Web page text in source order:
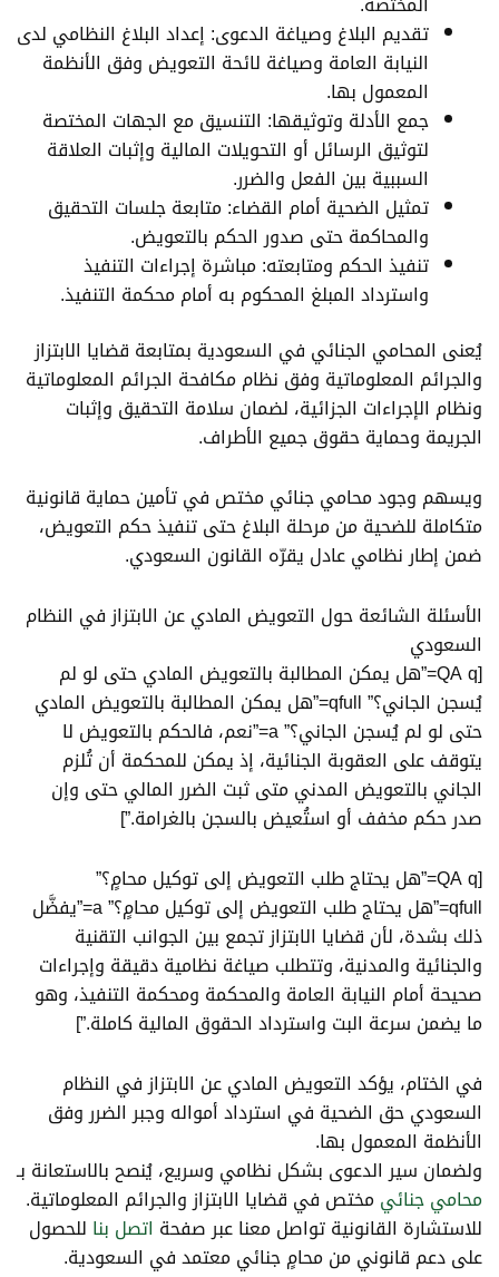
تقديم البلاغ وصياغة الدعوى: إعداد البلاغ النظامي لدى
النيابة العامة وصياغة لائحة التعويض وفق الأنظمة
المعمول بها.
جمع الأدلة وتوثيقها: التنسيق مع الجهات المختصة
لتوثيق الرسائل أو التحويلات المالية وإثبات العلاقة
السببية بين الفعل والضرر.
تمثيل الضحية أمام القضاء: متابعة جلسات التحقيق
والمحاكمة حتى صدور الحكم بالتعويض.
تنفيذ الحكم ومتابعته: مباشرة إجراءات التنفيذ
واسترداد المبلغ المحكوم به أمام محكمة التنفيذ.
يُعنى المحامي الجنائي في السعودية بمتابعة قضايا الابتزاز
والجرائم المعلوماتية وفق نظام مكافحة الجرائم المعلوماتية
ونظام الإجراءات الجزائية، لضمان سلامة التحقيق وإثبات
الجريمة وحماية حقوق جميع الأطراف.
ويسهم وجود محامي جنائي مختص في تأمين حماية قانونية
متكاملة للضحية من مرحلة البلاغ حتى تنفيذ حكم التعويض،
ضمن إطار نظامي عادل يقرّه القانون السعودي.
الأسئلة الشائعة حول التعويض المادي عن الابتزاز في النظام
السعودي​
[QA q=”هل يمكن المطالبة بالتعويض المادي حتى لو لم
يُسجن الجاني؟” qfull=”هل يمكن المطالبة بالتعويض المادي
حتى لو لم يُسجن الجاني؟” a=”نعم، فالحكم بالتعويض لا
يتوقف على العقوبة الجنائية، إذ يمكن للمحكمة أن تُلزم
الجاني بالتعويض المدني متى ثبت الضرر المالي حتى وإن
صدر حكم مخفف أو استُعيض بالسجن بالغرامة.”]
[QA q=”هل يحتاج طلب التعويض إلى توكيل محامٍ؟”
qfull=”هل يحتاج طلب التعويض إلى توكيل محامٍ؟” a=”يفضَّل
ذلك بشدة، لأن قضايا الابتزاز تجمع بين الجوانب التقنية
والجنائية والمدنية، وتتطلب صياغة نظامية دقيقة وإجراءات
صحيحة أمام النيابة العامة والمحكمة ومحكمة التنفيذ، وهو
ما يضمن سرعة البت واسترداد الحقوق المالية كاملة.”]
في الختام، يؤكد التعويض المادي عن الابتزاز في النظام
السعودي​ حق الضحية في استرداد أمواله وجبر الضرر وفق
الأنظمة المعمول بها.
ولضمان سير الدعوى بشكل نظامي وسريع، يُنصح بالاستعانة بـ
محامي جنائيمختص في قضايا الابتزاز والجرائم المعلوماتية.
للاستشارة القانونية تواصل معنا عبر صفحة اتصل بنا للحصول
على دعم قانوني من محامٍ جنائي معتمد في السعودية.